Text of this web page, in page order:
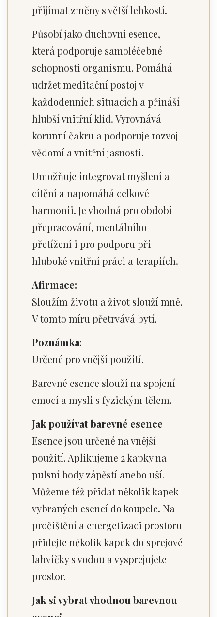
přijímat změny s větší lehkostí.
Působí jako duchovní esence,
která podporuje samoléčebné
schopnosti organismu. Pomáhá
udržet meditační postoj v
každodenních situacích a přináší
hlubší vnitřní klid. Vyrovnává
korunní čakru a podporuje rozvoj
vědomí a vnitřní jasnosti.
Umožňuje integrovat myšlení a
cítění a napomáhá celkové
harmonii. Je vhodná pro období
přepracování, mentálního
přetížení i pro podporu při
hluboké vnitřní práci a terapiích.
Afirmace:
Sloužím životu a život slouží mně.
V tomto míru přetrvává bytí.
Poznámka:
Určené pro vnější použití.
Barevné esence slouží na spojení
emocí a mysli s fyzickým tělem.
Jak používat barevné esence
Esence jsou určené na vnější
použití. Aplikujeme 2 kapky na
pulsní body zápěstí anebo uší.
Můžeme též přidat několik kapek
vybraných esencí do koupele. Na
pročištění a energetizaci prostoru
přidejte několik kapek do sprejové
lahvičky s vodou a vysprejujete
prostor.
Jak si vybrat vhodnou barevnou